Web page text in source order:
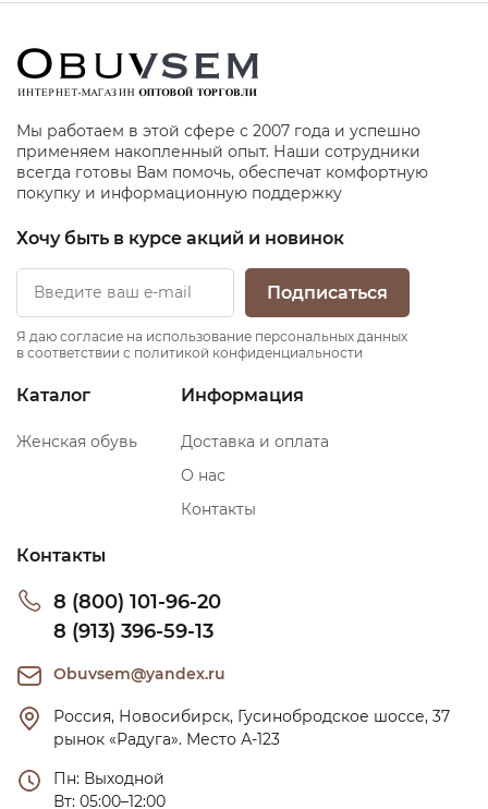
Мы работаем в этой сфере с 2007 года и успешно
применяем накопленный опыт. Наши сотрудники
всегда готовы Вам помочь, обеспечат комфортную
покупку и информационную поддержку
Хочу быть в курсе акций и новинок
Подписаться
Я даю согласие на использование персональных данных
в соответствии с политикой конфиденциальности
Каталог
Женская обувь
Информация
Доставка и оплата
О нас
Контакты
Контакты
8 (800) 101-96-20
8 (913) 396-59-13
Obuvsem@yandex.ru
Россия, Новосибирск, Гусинобродское шоссе, 37
рынок «Радуга». Место А-123
Пн: Выходной
Вт: 05:00–12:00